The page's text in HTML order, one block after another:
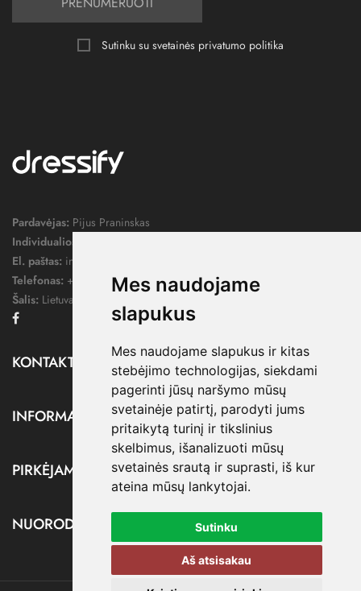
Mes naudojame
slapukus
Mes naudojame slapukus ir kitas
stebėjimo technologijas, siekdami
pagerinti jūsų naršymo mūsų
svetainėje patirtį, parodyti jums
pritaikytą turinį ir tikslinius
skelbimus, išanalizuoti mūsų
svetainės srautą ir suprasti, iš kur
ateina mūsų lankytojai.
Sutinku
Aš atsisakau
Sutinku su svetainės privatumo politika
Pardavėjas: Pijus Praninskas
Individualios veiklos pažymos nr.:
El. paštas: info@dressify.lt
Telefonas: +370 676 78578
Šalis: Lietuva
KONTAKTAI
INFORMACIJA
PIRKĖJAMS
NUORODOS